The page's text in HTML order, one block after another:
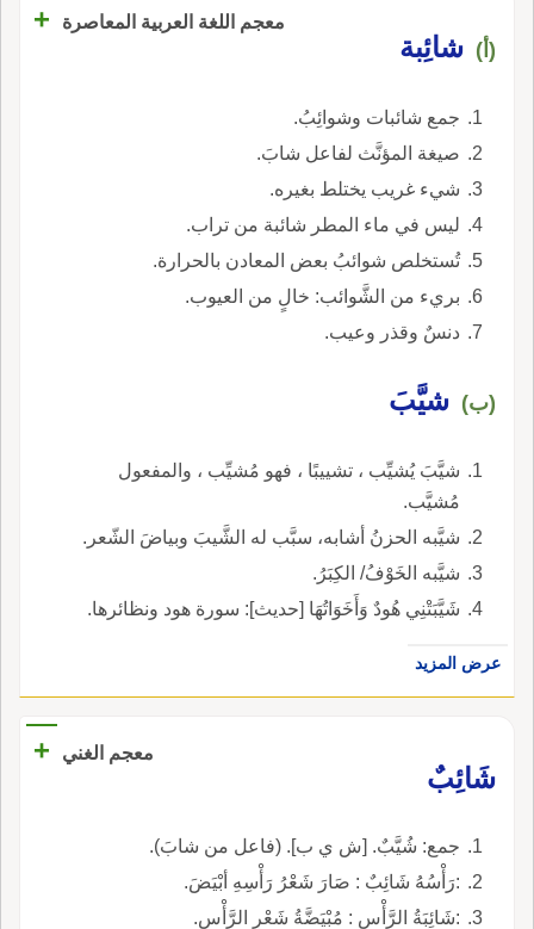
معجم اللغة العربية المعاصرة +
(أ) شائِبة
جمع شائبات وشوائِبُ.
صيغة المؤنَّث لفاعل شابَ.
شيء غريب يختلط بغيره.
ليس في ماء المطر شائبة من تراب.
تُستخلص شوائبُ بعض المعادن بالحرارة.
بريء من الشَّوائب: خالٍ من العيوب.
دنسٌ وقذر وعيب.
(ب) شيَّبَ
شيَّبَ يُشيِّب ، تشييبًا ، فهو مُشيِّب ، والمفعول
مُشيَّب.
شيَّبه الحزنُ أشابه، سبَّب له الشَّيبَ وبياضَ الشّعر.
شيَّبه الخَوْفُ/ الكِبَرُ.
شَيَّبَتْنِي هُودٌ وَأَخَوَاتُهَا [حديث]: سورة هود ونظائرها.
عرض المزيد
معجم الغني
+
شَائِبٌ
جمع: شُيَّبٌ. [ش ي ب]. (فاعل من شابَ).
:رَأْسُهُ شَائِبٌ : صَارَ شَعْرُ رَأْسِهِ أبْيَضَ.
:شَائِبَةُ الرَّأْسِ : مُبْيَضَّةُ شَعْرِ الرَّأْسِ.